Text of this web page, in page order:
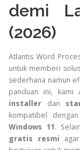
demi
(2026)
Atlantis Word
untuk memberi
sederhana namun
panduan ini, kami
installer dan
kompatibel
Windows 11.
gratis resmi